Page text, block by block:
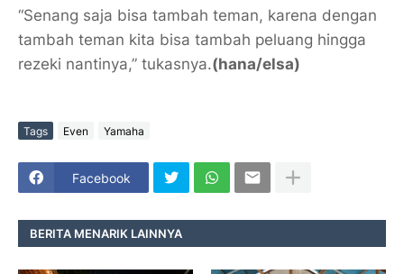
“Senang saja bisa tambah teman, karena dengan
tambah teman kita bisa tambah peluang hingga
rezeki nantinya,” tukasnya.(hana/elsa)
Tags Even Yamaha
Facebook
BERITA MENARIK LAINNYA